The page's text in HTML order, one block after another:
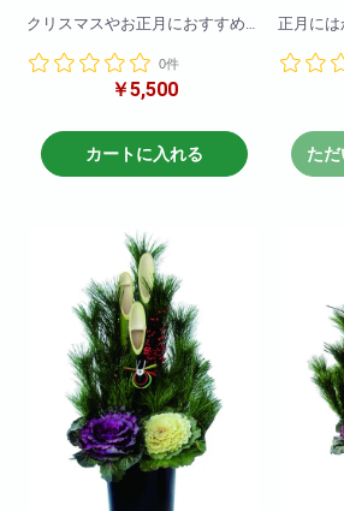
クリスマスやお正月におすすめ
季節を感じるお花の一つです!
クリスマスシーズンにぴったり
です!
ご希望のお色がございましたら
お電話にてお問合せください。
0件
￥5,500
カートに入れる
正月には
受注生
ますただ